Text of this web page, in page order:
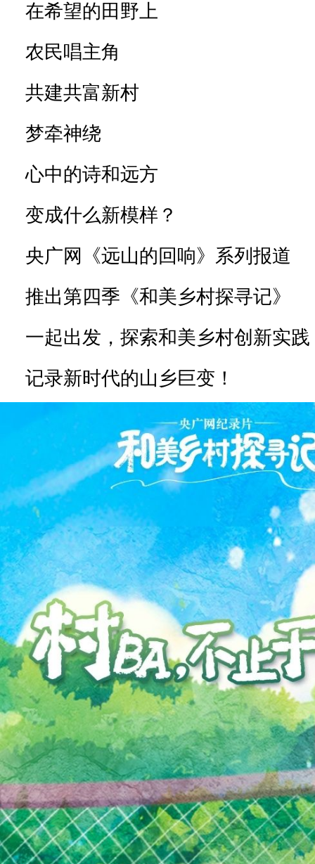
在希望的田野上
农民唱主角
共建共富新村
梦牵神绕
心中的诗和远方
变成什么新模样？
央广网《远山的回响》系列报道
推出第四季《和美乡村探寻记》
一起出发，探索和美乡村创新实践
记录新时代的山乡巨变！